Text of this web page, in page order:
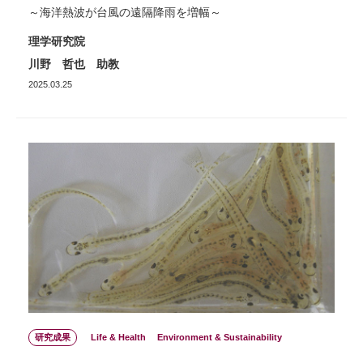
～海洋熱波が台風の遠隔降雨を増幅～
理学研究院
川野 哲也 助教
2025.03.25
研究成果 Life & Health Environment & Sustainability